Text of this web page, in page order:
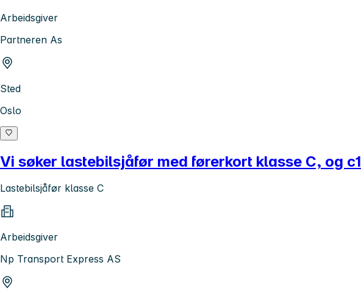
Arbeidsgiver
Partneren As
Sted
Oslo
Vi søker lastebilsjåfør med førerkort klasse C, og c1
Lastebilsjåfør klasse C
Arbeidsgiver
Np Transport Express AS